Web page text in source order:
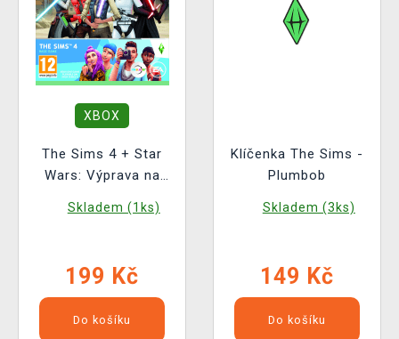
XBOX
The Sims 4 + Star
Wars: Výprava na
Skladem (1ks)
199 Kč
Do košíku
Klíčenka The Sims -
Plumbob
Skladem (3ks)
149 Kč
Do košíku